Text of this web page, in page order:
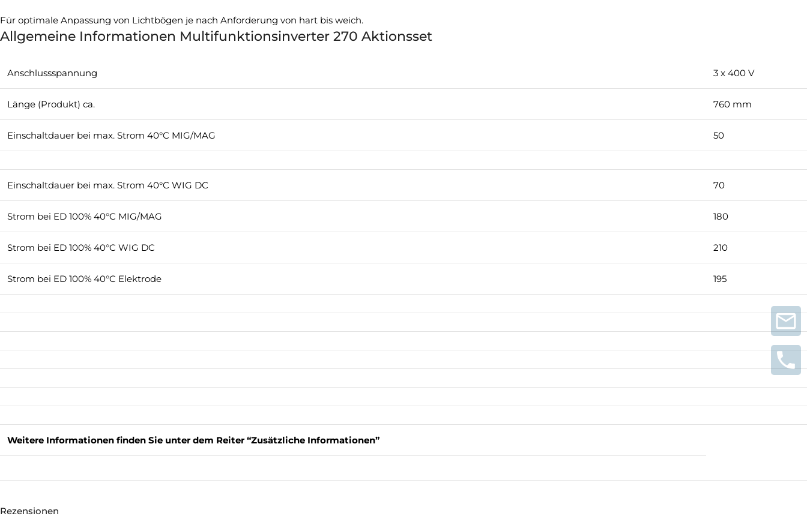
Für optimale Anpassung von Lichtbögen je nach Anforderung von hart bis weich.
Allgemeine Informationen Multifunktionsinverter 270 Aktionsset
Anschlussspannung 3 x 400 V
Länge (Produkt) ca. 760 mm
Einschaltdauer bei max. Strom 40°C MIG/MAG 50
Einschaltdauer bei max. Strom 40°C WIG DC 70
Strom bei ED 100% 40°C MIG/MAG 180
Strom bei ED 100% 40°C WIG DC 210
Strom bei ED 100% 40°C Elektrode 195
Weitere Informationen finden Sie unter dem Reiter “Zusätzliche Informationen”
Rezensionen